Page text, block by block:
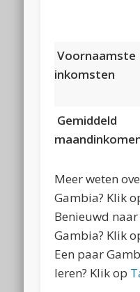
Voornaamste
inkomsten
Gemiddeld
Meer weten
Gambia? Klik
Benieuwd
Gambia? Klik
Een paar
leren? Klik op